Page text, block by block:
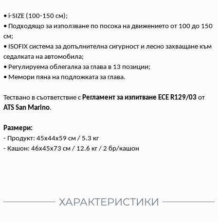
• i-SIZE (100-150 см);
• Подходящо за използване по посока на движението от 100 до 150
см;
• ISOFIX система за допълнителна сигурност и лесно захващане към
седалката на автомобила;
• Регулируема облегалка за глава в 13 позиции;
• Мемори пяна на подложката за глава.
Тествано в съответствие с Регламент за изпитване ECE R129/03 от
ATS San Marino.
Размери:
- Продукт: 45x44x59 см / 5.3 кг
- Кашон: 46x45x73 см / 12.6 кг / 2 бр/кашон
ХАРАКТЕРИСТИКИ